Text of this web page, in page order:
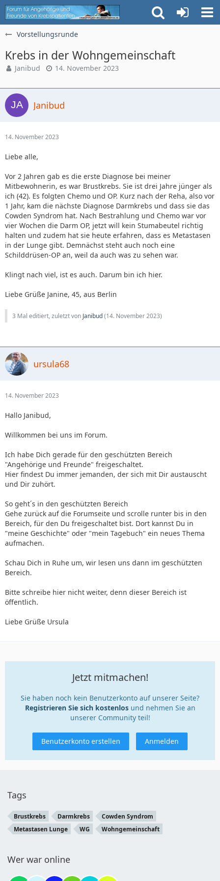
Vorstellungsrunde
Krebs in der Wohngemeinschaft
Janibud 14. November 2023
Janibud
14. November 2023
Liebe alle,
Vor 2 Jahren gab es die erste Diagnose bei meiner
Mitbewohnerin, es war Brustkrebs. Sie ist drei Jahre jünger als
ich (42). Es folgten Chemo und OP. Kurz nach der Reha, also vor
1 Jahr, kam die nächste Diagnose Darmkrebs und dass sie das
Cowden Syndrom hat. Nach Bestrahlung und Chemo war vor
vier Wochen die Darm OP, jetzt will kein Stumabeutel richtig
halten und zudem hat sie heute erfahren, dass es Metastasen
in der Lunge gibt. Demnächst steht auch noch eine
Schilddrüsen-OP an, weil da auch was zu sehen war.
Klingt nach viel, ist es auch. Darum bin ich hier.
Liebe Grüße Janine, 45, aus Berlin
3 Mal editiert, zuletzt von Janibud(14. November 2023)
ursula68
14. November 2023
Hallo Janibud,
Willkommen bei uns im Forum.
Ich habe Dich gerade für den geschützten Bereich
"Angehörige und Freunde" freigeschaltet.
Hier findest Du immer jemanden, der sich mit Dir austauscht
und Dir zuhört.
So geht´s in den geschützten Bereich
Gehe zurück auf die Forumseite und scrolle runter bis in den
Bereich, für den Du freigeschaltet bist. Dort kannst Du in
"meine Geschichte" oder "mein Tagebuch" ein neues Thema
aufmachen.
Schau Dich in Ruhe um, wir lesen uns dann im geschützten
Bereich.
Bitte schreibe hier nicht weiter, denn dieser Bereich ist
öffentlich.
Liebe Grüße Ursula
Jetzt mitmachen!
Sie haben noch kein Benutzerkonto auf unserer Seite?
Registrieren Sie sich kostenlosund nehmen Sie an
unserer Community teil!
Benutzerkonto erstellen Anmelden
Tags
Brustkrebs Darmkrebs
Cowden Syndrom
Metastasen Lunge
WG Wohngemeinschaft
Wer war online